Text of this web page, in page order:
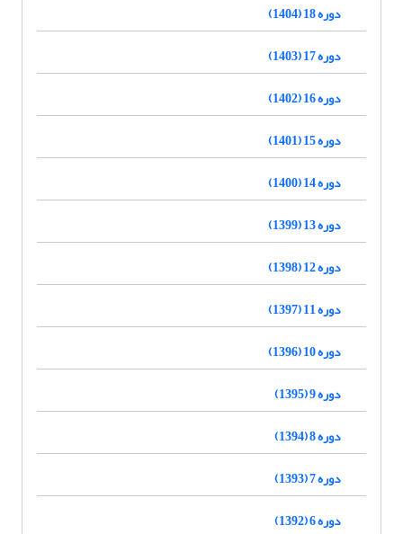
دوره 18 (1404)
دوره 17 (1403)
دوره 16 (1402)
دوره 15 (1401)
دوره 14 (1400)
دوره 13 (1399)
دوره 12 (1398)
دوره 11 (1397)
دوره 10 (1396)
دوره 9 (1395)
دوره 8 (1394)
دوره 7 (1393)
دوره 6 (1392)